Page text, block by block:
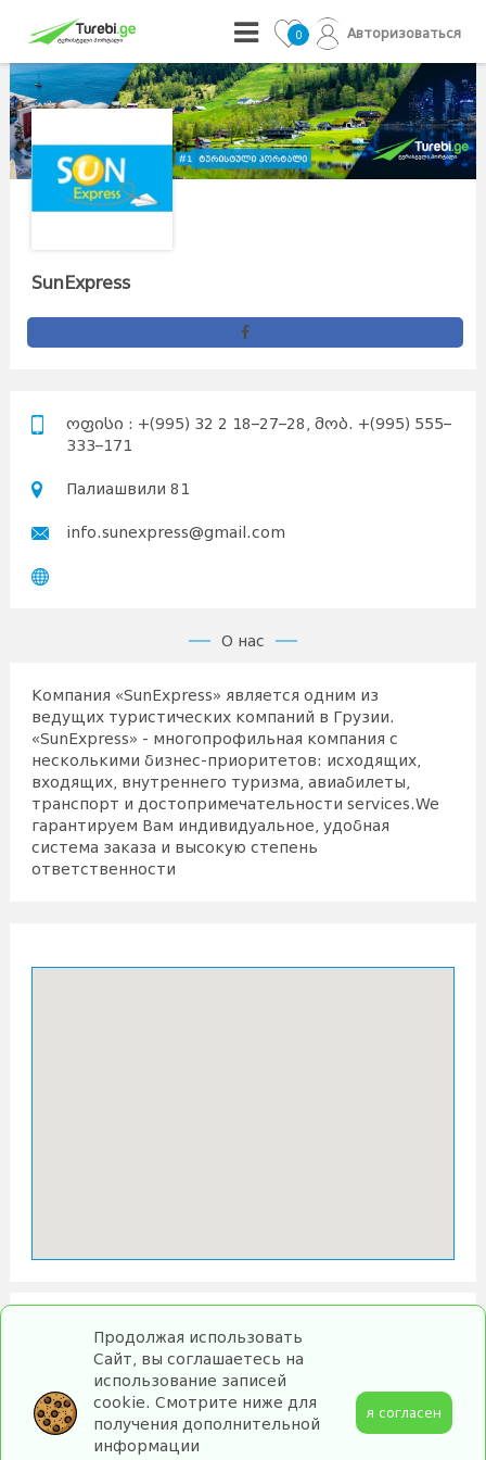
0 Авторизоваться
SunExpress
ოფისი : +(995) 32 2 18–27–28, მობ. +(995) 555–
333–171
Палиашвили 81
info.sunexpress@gmail.com
О нас
Компания «SunExpress» является одним из
ведущих туристических компаний в Грузии.
«SunExpress» - многопрофильная компания с
несколькими бизнес-приоритетов: исходящих,
входящих, внутреннего туризма, авиабилеты,
транспорт и достопримечательности services.We
гарантируем Вам индивидуальное, удобная
система заказа и высокую степень
ответственности
Продолжая использовать
Сайт, вы соглашаетесь на
использование записей
cookie. Смотрите ниже для
получения дополнительной
информации
я согласен